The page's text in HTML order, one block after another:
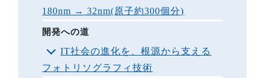
180nm → 32nm(原子約300個分)
開発への道
IT社会の進化を、根源から支える
フォトリソグラフィ技術